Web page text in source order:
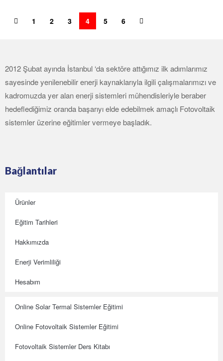
1 2 3 4 5 6
2012 Şubat ayında İstanbul ‘da sektöre attığımız ilk adımlarımız
sayesinde yenilenebilir enerji kaynaklarıyla ilgili çalışmalarımızı ve
kadromuzda yer alan enerji sistemleri mühendisleriyle beraber
hedeflediğimiz oranda başarıyı elde edebilmek amaçlı Fotovoltaik
sistemler üzerine eğitimler vermeye başladık.
Bağlantılar
Ürünler
Eğitim Tarihleri
Hakkımızda
Enerji Verimliliği
Hesabım
Online Solar Termal Sistemler Eğitimi
Online Fotovoltaik Sistemler Eğitimi
Fotovoltaik Sistemler Ders Kitabı